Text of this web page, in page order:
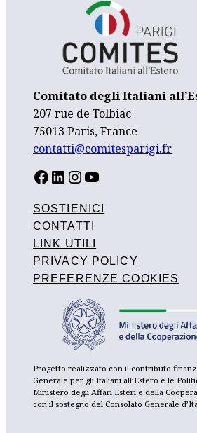
Comitato degli Italiani
207 rue de Tolbiac
75013 Paris, France
contatti@comitesparigi.fr
FACEBOOK LINKEDIN INSTAGRAM YOUTUBE
SOSTIENICI
CONTATTI
LINK UTILI
PRIVACY POLICY
PREFERENZE COOKIES
Progetto realizzato con il contributo
Generale per gli Italiani all’Estero e le
Ministero degli Affari Esteri e della
con il sostegno del Consolato Generale